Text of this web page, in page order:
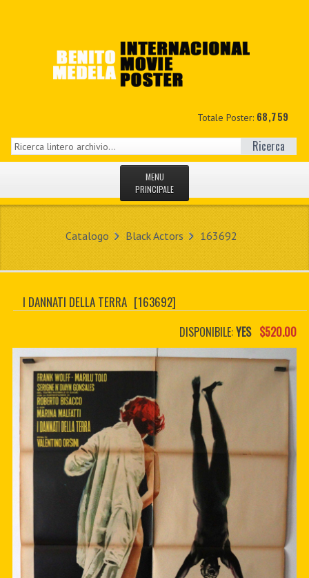
Totale Poster: 68,759
Ricerca
MENU
PRINCIPALE
IL MIO CONTO
CONTATTO
CUSTOM PDF
Catalogo Black Actors 163692
I DANNATI DELLA TERRA [163692]
DISPONIBILE:YES $520.00